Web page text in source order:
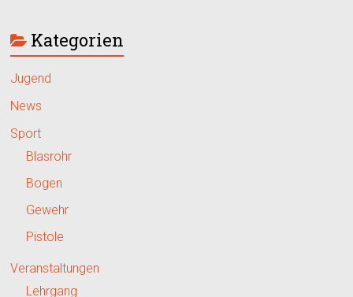
Kategorien
Jugend
News
Sport
Blasrohr
Bogen
Gewehr
Pistole
Veranstaltungen
Lehrgang